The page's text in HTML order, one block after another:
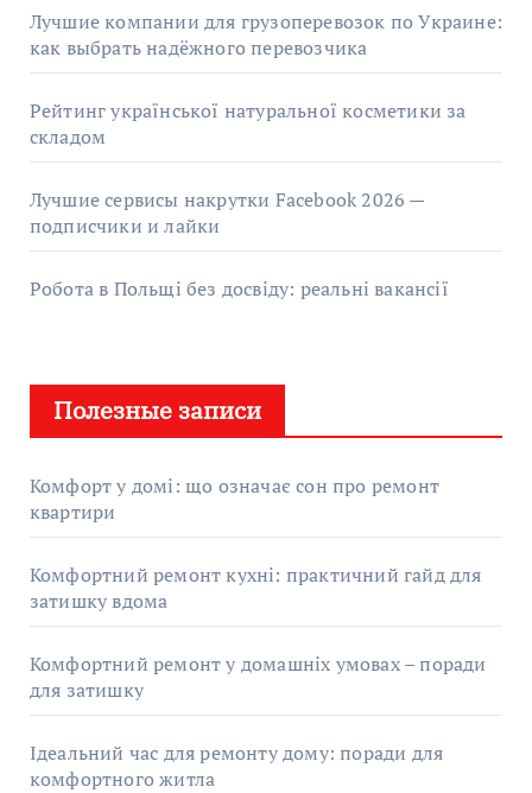
Лучшие компании для грузоперевозок по Украине:
как выбрать надёжного перевозчика
Рейтинг української натуральної косметики за
складом
Лучшие сервисы накрутки Facebook 2026 —
подписчики и лайки
Робота в Польщі без досвіду: реальні вакансії
Полезные записи
Комфорт у домі: що означає сон про ремонт
квартири
Комфортний ремонт кухні: практичний гайд для
затишку вдома
Комфортний ремонт у домашніх умовах – поради
для затишку
Ідеальний час для ремонту дому: поради для
комфортного житла